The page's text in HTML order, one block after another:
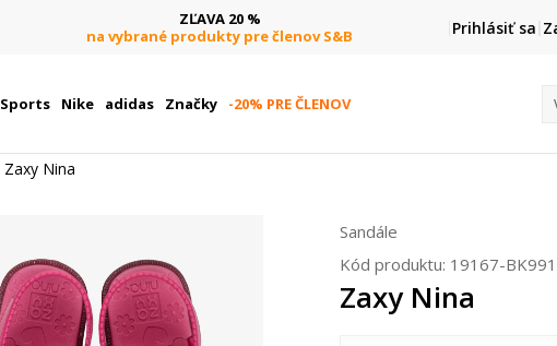
ZĽAVA 20 %
na vybrané produkty pre členov S&B
pri
Prihlásiť sa
Sports Nike adidas Značky -20% PRE ČLENOV
Zaxy Nina
Sandále
Kód produktu: 19167-BK991
Zaxy Nina